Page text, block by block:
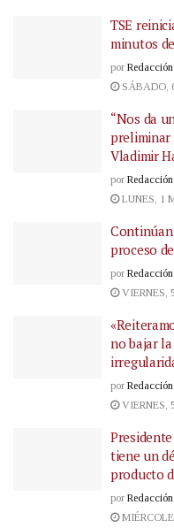
TSE
minutos
por
SÁBADO,
“Nos da
preliminar
Vladimir
por
LUNES, 1
proceso
por
VIERNES,
no bajar
por
VIERNES,
tiene un
producto
por